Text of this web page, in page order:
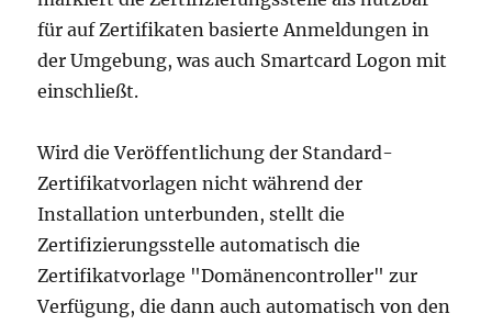
für auf Zertifikaten basierte Anmeldungen in
der Umgebung, was auch Smartcard Logon mit
einschließt.
Wird die Veröffentlichung der Standard-
Zertifikatvorlagen nicht während der
Installation unterbunden, stellt die
Zertifizierungsstelle automatisch die
Zertifikatvorlage "Domänencontroller" zur
Verfügung, die dann auch automatisch von den